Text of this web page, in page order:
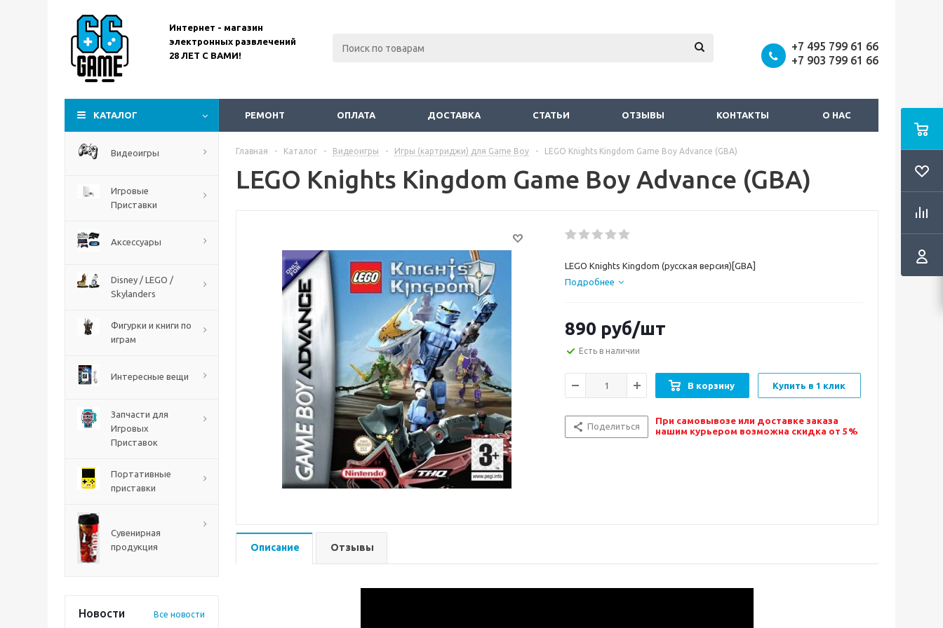
Интернет - магазин
электронных развлечений
28 ЛЕТ С ВАМИ!
+7 495 799 61 66
+7 903 799 61 66
КАТАЛОГ РЕМОНТ ОПЛАТА ДОСТАВКА СТАТЬИ ОТЗЫВЫ КОНТАКТЫ О НАС
Видеоигры
Игровые
Приставки
Аксессуары
Disney / LEGO /
Skylanders
Фигурки и книги по
играм
Интересные вещи
Запчасти для
Игровых
Приставок
Портативные
приставки
Сувенирная
продукция
Новости Все новости
The Blood of Dawnwalker
Главная - Каталог - Видеоигры - Игры (картриджи) для Game Boy - LEGO Knights Kingdom Game Boy Advance (GBA)
LEGO Knights Kingdom Game Boy Advance (GBA)
LEGO Knights Kingdom (русская версия)[GBA]
Подробнее
890 руб/шт
Есть в наличии
В корзину Купить в 1 клик
Поделиться
При самовывозе или доставке заказа
нашим курьером возможна скидка от 5%
Описание Отзывы